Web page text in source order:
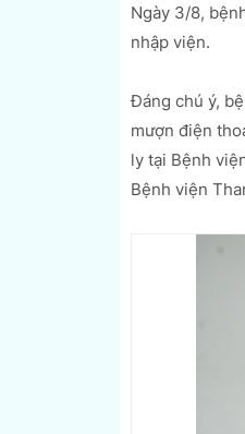
Ngày 3/8,
nhập viện.
Đáng chú ý,
mượn điện
ly tại Bệnh
Bệnh viện